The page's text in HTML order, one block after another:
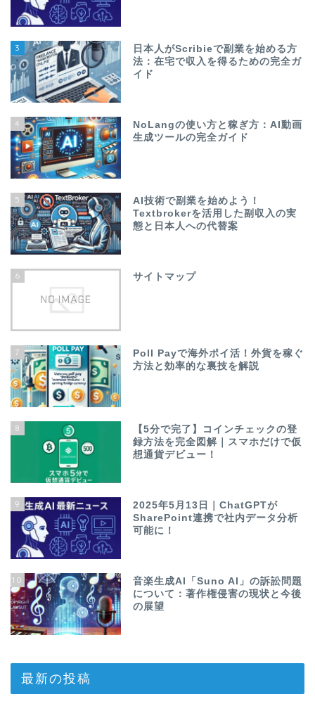
3
日本人がScribieで副業を始める方
法：在宅で収入を得るための完全ガ
イド
4
NoLangの使い方と稼ぎ方：AI動画
生成ツールの完全ガイド
5
AI技術で副業を始めよう！
Textbrokerを活用した副収入の実
態と日本人への代替案
6 サイトマップ
7
Poll Payで海外ポイ活！外貨を稼ぐ
方法と効率的な裏技を解説
8
【5分で完了】コインチェックの登
録方法を完全図解｜スマホだけで仮
想通貨デビュー！
9
2025年5月13日｜ChatGPTが
SharePoint連携で社内データ分析
可能に！
10
音楽生成AI「Suno AI」の訴訟問題
について：著作権侵害の現状と今後
の展望
最新の投稿